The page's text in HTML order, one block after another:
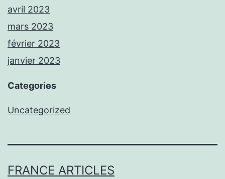
avril 2023
mars 2023
février 2023
janvier 2023
Categories
Uncategorized
FRANCE ARTICLES